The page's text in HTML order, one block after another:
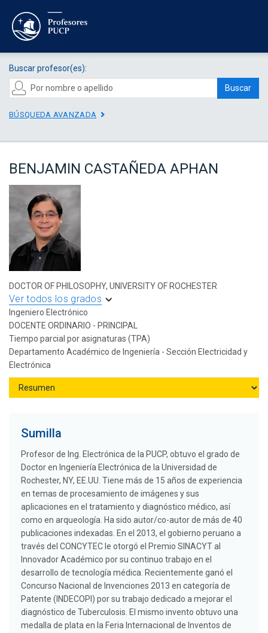
Buscar profesor(es):
Buscar
BÚSQUEDA AVANZADA
BENJAMIN CASTAÑEDA APHAN
DOCTOR OF PHILOSOPHY, UNIVERSITY OF ROCHESTER
Ver todos los grados
Ingeniero Electrónico
DOCENTE ORDINARIO - PRINCIPAL
Tiempo parcial por asignaturas (TPA)
Departamento Académico de Ingeniería - Sección Electricidad y
Electrónica
Sumilla
Profesor de Ing. Electrónica de la PUCP, obtuvo el grado de
Doctor en Ingeniería Electrónica de la Universidad de
Rochester, NY, EE.UU. Tiene más de 15 años de experiencia
en temas de procesamiento de imágenes y sus
aplicaciones en el tratamiento y diagnóstico médico, así
como en arqueología. Ha sido autor/co-autor de más de 40
publicaciones indexadas. En el 2013, el gobierno peruano a
través del CONCYTEC le otorgó el Premio SINACYT al
Innovador Académico por su continuo trabajo en el
desarrollo de tecnología médica. Recientemente ganó el
Concurso Nacional de Invenciones 2013 en categoría de
Patente (INDECOPI) por su trabajo dedicado a mejorar el
diagnóstico de Tuberculosis. El mismo invento obtuvo una
medalla de plata en la Feria Internacional de Inventos de